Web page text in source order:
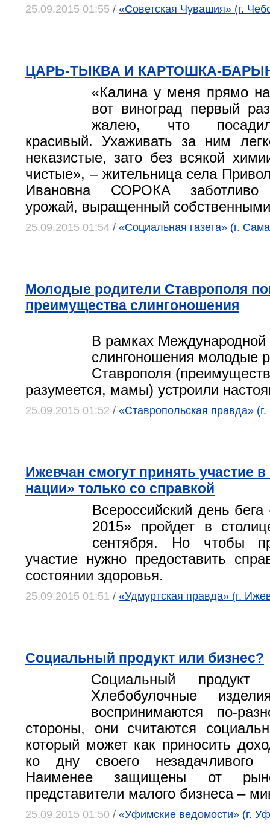
25.09.2015 01:55 / «Советская Чувашия» (г.
ЦАРЬ-ТЫКВА И КАРТОШКА-
«Калина у меня прямо
вот виноград первый
жалею, что
красивый. Ухаживать за ним
неказистые, зато без всякой
чистые», – жительница села
Ивановна СОРОКА заботливо
урожай, выращенный
25.09.2015 01:54 / «Социальная газета» (г.
Молодые родители Ставрополя
преимущества слингоношения
В рамках Международной
слингоношения молодые
Ставрополя
разумеется, мамы) устроили
25.09.2015 01:52 / «Ставропольская правда»
Ижевчан смогут принять участие
нации» только со справкой
Всероссийский день
2015» пройдет в
сентября. Но чтобы
участие нужно предоставить
состоянии здоровья.
25.09.2015 01:51 / «Удмуртская правда» (г.
Социальный продукт или бизнес?
Социальный продукт
Хлебобулочные
воспринимаются по-
стороны, они считаются
который может как приносить
ко дну своего незадачливого
Наименее защищены от
представители малого бизнеса –
25.09.2015 01:50 / «Уфимские ведомости» (г.